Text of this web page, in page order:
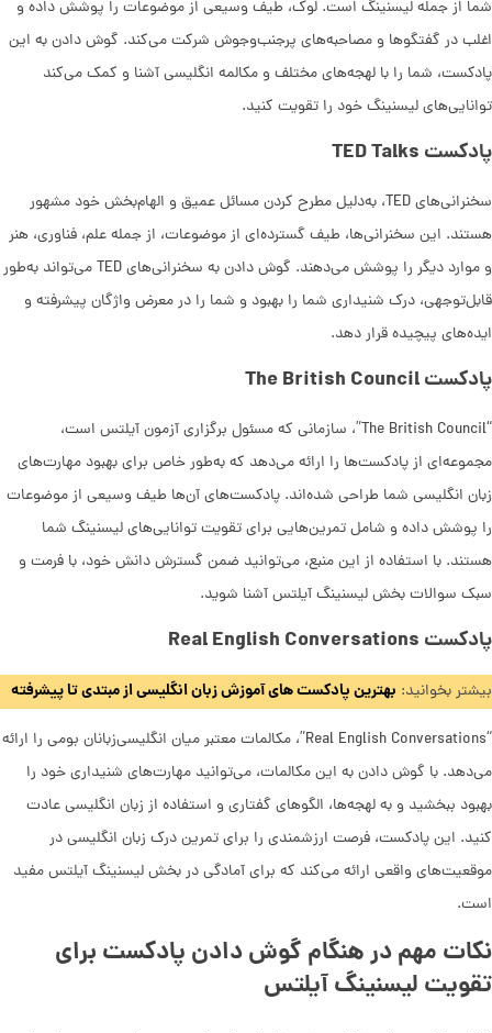
شما از جمله لیسنینگ است. لوک، طیف وسیعی از موضوعات را پوشش داده و
اغلب در گفتگوها و مصاحبه‌های پرجنب‌وجوش شرکت می‌کند. گوش دادن به این
پادکست، شما را با لهجه‌های مختلف و مکالمه انگلیسی آشنا و کمک می‌کند
توانایی‌های لیسنینگ خود را تقویت کنید.
پادکست TED Talks
سخنرانی‌های TED، به‌دلیل مطرح کردن مسائل عمیق و الهام‌بخش خود مشهور
هستند. این سخنرانی‌ها، طیف گسترده‌ای از موضوعات، از جمله علم، فناوری، هنر
و موارد دیگر را پوشش می‌دهند. گوش دادن به سخنرانی‌های TED می‌تواند به‌طور
قابل‌توجهی، درک شنیداری شما را بهبود و شما را در معرض واژگان پیشرفته و
ایده‌های پیچیده قرار دهد.
پادکست The British Council
“The British Council”، سازمانی که مسئول برگزاری آزمون آیلتس است،
مجموعه‌ای از پادکست‌ها را ارائه می‌دهد که به‌طور خاص برای بهبود مهارت‌های
زبان انگلیسی شما طراحی شده‌اند. پادکست‌های آن‌ها طیف وسیعی از موضوعات
را پوشش داده و شامل تمرین‌هایی برای تقویت توانایی‌های لیسنینگ شما
هستند. با استفاده از این منبع، می‌توانید ضمن گسترش دانش خود، با فرمت و
سبک سوالات بخش لیسنینگ آیلتس آشنا شوید.
پادکست Real English Conversations
بیشتر بخوانید: بهترین پادکست های آموزش زبان انگلیسی از مبتدی تا پیشرفته
“Real English Conversations”، مکالمات معتبر میان انگلیسی‌زبانان بومی را ارائه
می‌دهد. با گوش دادن به این مکالمات، می‌توانید مهارت‌های شنیداری خود را
بهبود ببخشید و به لهجه‌ها، الگوهای گفتاری و استفاده از زبان انگلیسی عادت
کنید. این پادکست، فرصت ارزشمندی را برای تمرین درک زبان انگلیسی در
موقعیت‌های واقعی ارائه می‌کند که برای آمادگی در بخش لیسنینگ آیلتس مفید
است.
نکات مهم در هنگام گوش دادن پادکست برای
تقویت لیسنینگ آیلتس